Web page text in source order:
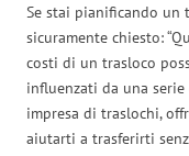
Se stai pianificando un
sicuramente chiesto:
costi di un trasloco
influenzati da una serie
impresa di traslochi,
aiutarti a trasferirti